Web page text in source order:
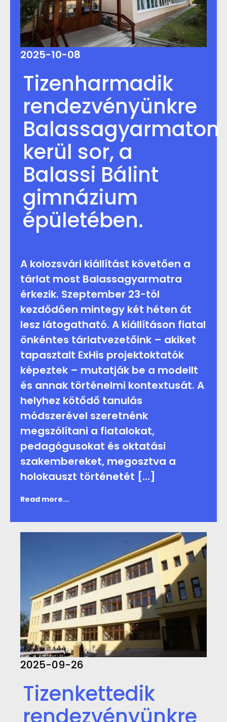
2025-10-08
Tizenharmadik
rendezvényünkre
Balassagyarmaton
kerül sor, a
Balassi Bálint
gimnázium
épületében.
A kolozsvári kiállítást követően a
tárlat most Balassagyarmatra
érkezik. Szeptember 23-tól
kezdődően mintegy két héten át
lesz látogatható. A kiállításon fiatal
önkéntes tárlatvezetőink – akiket
tapasztalt ExHis projektoktatók
képeztek – mutatják be a modellt
és annak történelmi kontextusát. A
helyhez kötődő tanulás
módszerével szeretnénk
megszólítani a fiatalokat,
pedagógusokat és oktatási
szakembereket, megosztva a
holokauszt történetét […]
Read more...
2025-09-26
Tizenkettedik